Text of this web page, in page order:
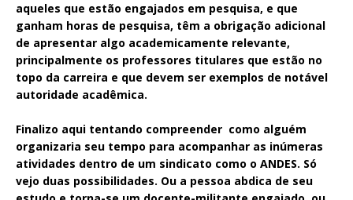
aqueles que estão engajados em pesquisa, e que
ganham horas de pesquisa, têm a obrigação adicional
de apresentar algo academicamente relevante,
principalmente os professores titulares que estão no
topo da carreira e que devem ser exemplos de notável
autoridade acadêmica.
Finalizo aqui tentando compreender como alguém
organizaria seu tempo para acompanhar as inúmeras
atividades dentro de um sindicato como o ANDES. Só
vejo duas possibilidades. Ou a pessoa abdica de seu